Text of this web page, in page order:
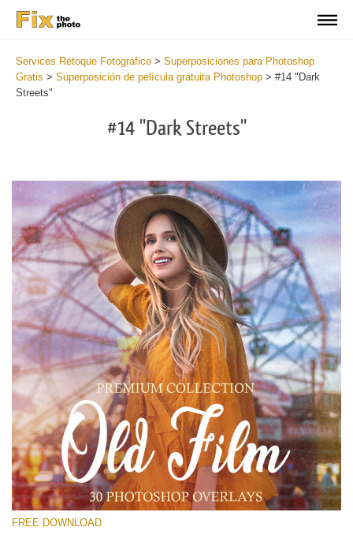
Services Retoque Fotográfico > Superposiciones para Photoshop
Gratis > Superposición de película gratuita Photoshop > #14 "Dark
Streets"
#14 "Dark Streets"
Por favor seleccione
Free Old Film Overlay #14
Small 800*533px
Old Film
(30 Overlays)
FREE DOWNLOAD